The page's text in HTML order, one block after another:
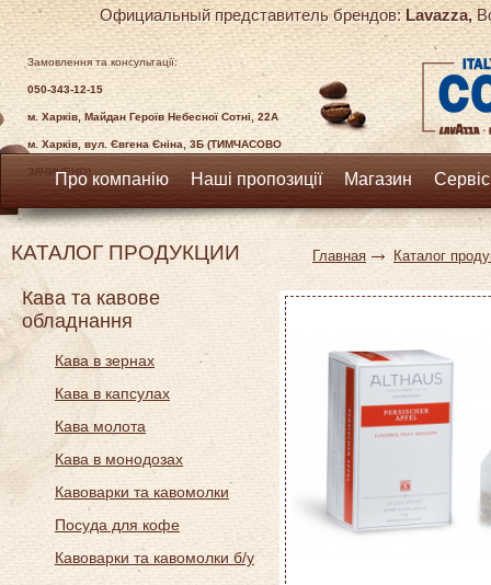
Официальный представитель брендов:Lavazza,
Замовлення та консультації:
050-343-12-15
м. Харків, Майдан Героїв Небесної Сотні, 22А
м. Харків, вул. Євгена Єніна, 3Б (ТИМЧАСОВО
ЗАЧИНЕНО)
Про компанію Наші пропозиції Магазин
КАТАЛОГ ПРОДУКЦИИ
Кава та кавове
обладнання
Кава в зернах
Кава в капсулах
Кава молота
Кава в монодозах
Кавоварки та кавомолки
Посуда для кофе
Кавоварки та кавомолки б/у
Главная Каталог